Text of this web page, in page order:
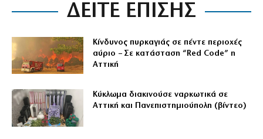
ΔΕΙΤΕ ΕΠΙΣΗΣ
Κίνδυνος πυρκαγιάς σε πέντε περιοχές
αύριο – Σε κατάσταση “Red Code” η
Αττική
Κύκλωμα διακινούσε ναρκωτικά σε
Αττική και Πανεπιστημιούπολη (βίντεο)